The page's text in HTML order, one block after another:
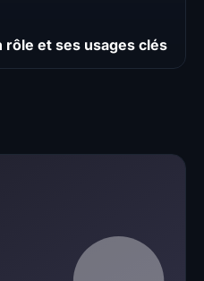
rôle et ses usages clés